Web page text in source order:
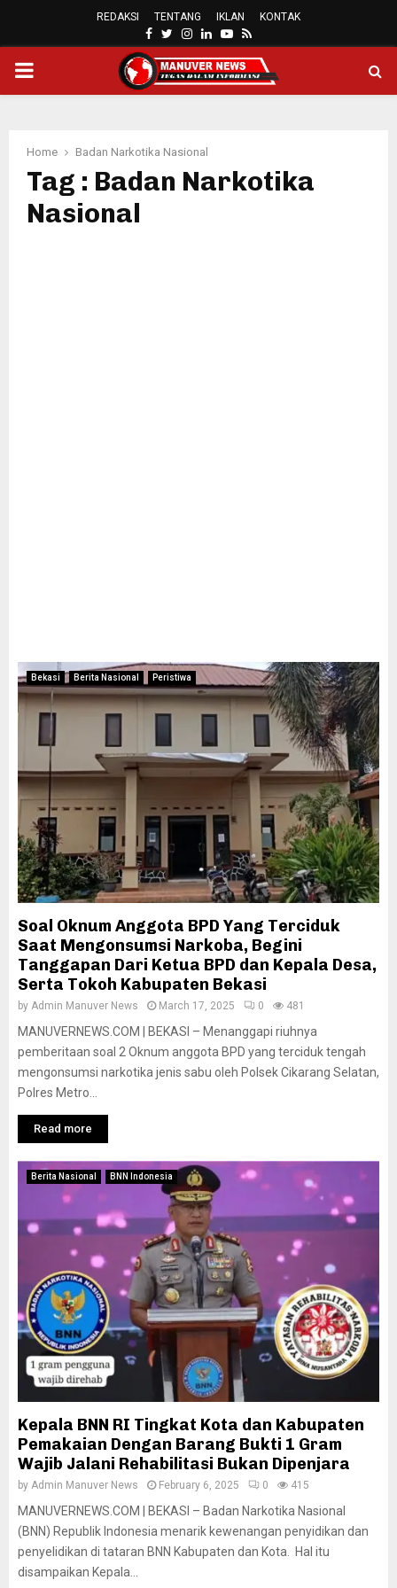
REDAKSI TENTANG IKLAN KONTAK
FACEBOOK
TWITTER
INSTAGRAM
LINKEDINYOUTUBE
RSS
PRIMARY
Home Badan Narkotika Nasional
Tag : Badan Narkotika
Nasional
Bekasi Berita Nasional Peristiwa
Soal Oknum Anggota BPD Yang Terciduk
Saat Mengonsumsi Narkoba, Begini
Tanggapan Dari Ketua BPD dan Kepala Desa,
Serta Tokoh Kabupaten Bekasi
by Admin Manuver News March 17, 2025 0 481
MANUVERNEWS.COM | BEKASI – Menanggapi riuhnya
pemberitaan soal 2 Oknum anggota BPD yang terciduk tengah
mengonsumsi narkotika jenis sabu oleh Polsek Cikarang Selatan,
Polres Metro...
Read more
Berita Nasional BNN Indonesia
Kepala BNN RI Tingkat Kota dan Kabupaten
Pemakaian Dengan Barang Bukti 1 Gram
Wajib Jalani Rehabilitasi Bukan Dipenjara
by Admin Manuver News February 6, 2025 0 415
MANUVERNEWS.COM | BEKASI – Badan Narkotika Nasional
(BNN) Republik Indonesia menarik kewenangan penyidikan dan
penyelidikan di tataran BNN Kabupaten dan Kota. Hal itu
disampaikan Kepala...